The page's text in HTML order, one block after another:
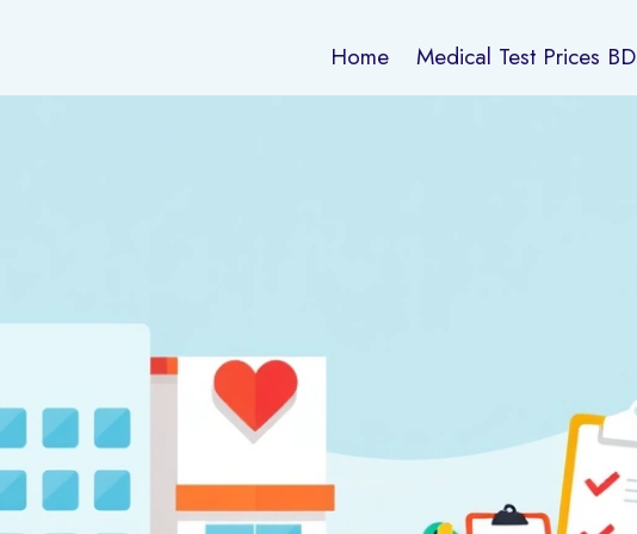
Home Medical Test Prices BD